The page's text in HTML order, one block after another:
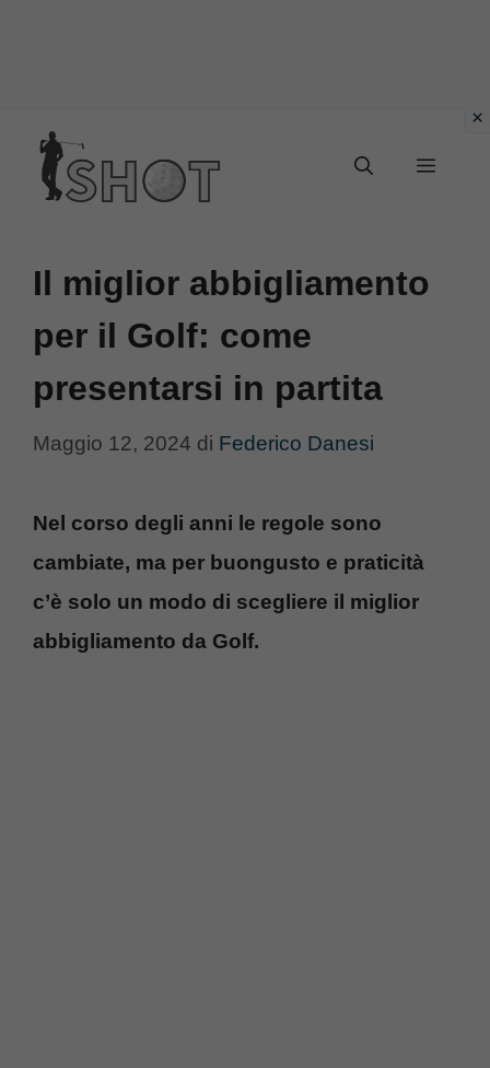
contenuto
Menu
Il miglior abbigliamento
per il Golf: come
presentarsi in partita
Maggio 12, 2024 di Federico Danesi
Nel corso degli anni le regole sono
cambiate, ma per buongusto e praticità
c’è solo un modo di scegliere il miglior
abbigliamento da Golf.